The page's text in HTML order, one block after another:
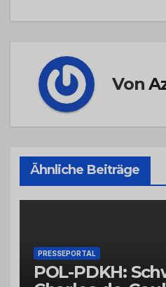
Von
Ähnliche Beiträge
PRESSEPORTAL
POL-PDKH: